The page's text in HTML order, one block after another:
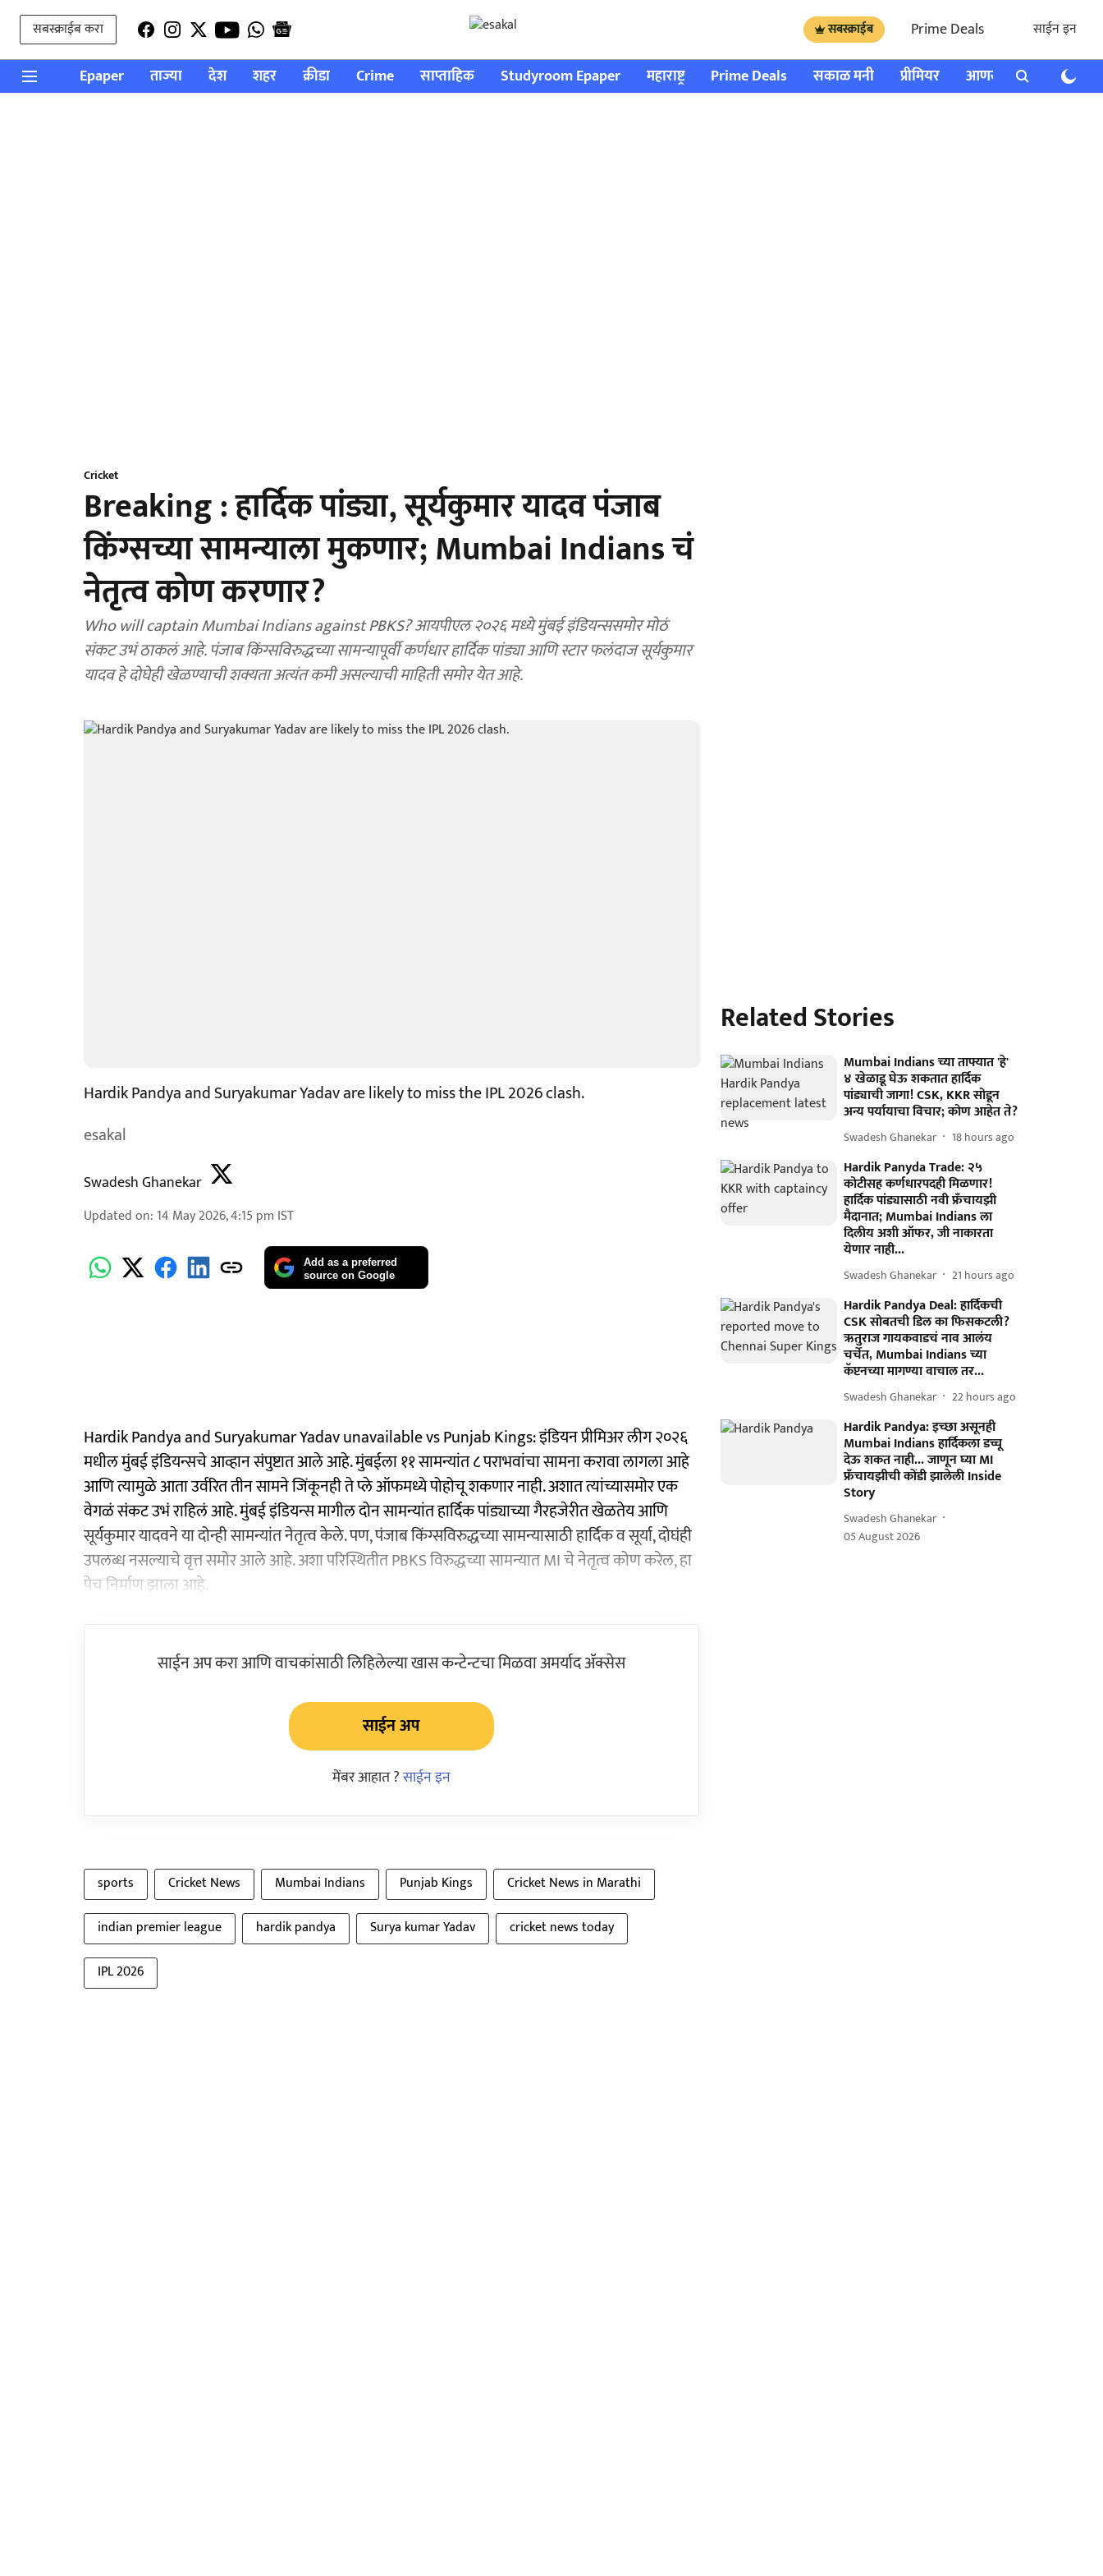
सबस्क्राईब करा सबस्क्राईब Prime Deals साईन इन
Epaper ताज्या देश शहर क्रीडा Crime साप्ताहिक Studyroom Epaper महाराष्ट्र Prime Deals सकाळ मनी प्रीमियर आणखी राशी भविष्य
Cricket
Breaking : हार्दिक पांड्या, सूर्यकुमार यादव पंजाब
किंग्सच्या सामन्याला मुकणार; Mumbai Indians चं
नेतृत्व कोण करणार?
Who will captain Mumbai Indians against PBKS? आयपीएल २०२६ मध्ये मुंबई इंडियन्ससमोर मोठं
संकट उभं ठाकलं आहे. पंजाब किंग्सविरुद्धच्या सामन्यापूर्वी कर्णधार हार्दिक पांड्या आणि स्टार फलंदाज सूर्यकुमार
यादव हे दोघेही खेळण्याची शक्यता अत्यंत कमी असल्याची माहिती समोर येत आहे.
Hardik Pandya and Suryakumar Yadav are likely to miss the IPL 2026 clash.
esakal
Swadesh Ghanekar
Updated on: 14 May 2026, 4:15 pm IST
Add as a preferred
source on Google
Hardik Pandya and Suryakumar Yadav unavailable vs Punjab Kings: इंडियन प्रीमिअर लीग २०२६
मधील मुंबई इंडियन्सचे आव्हान संपुष्टात आले आहे. मुंबईला ११ सामन्यांत ८ पराभवांचा सामना करावा लागला आहे
आणि त्यामुळे आता उर्वरित तीन सामने जिंकूनही ते प्ले ऑफमध्ये पोहोचू शकणार नाही. अशात त्यांच्यासमोर एक
वेगळं संकट उभं राहिलं आहे. मुंबई इंडियन्स मागील दोन सामन्यांत हार्दिक पांड्याच्या गैरहजेरीत खेळतेय आणि
सूर्यकुमार यादवने या दोन्ही सामन्यांत नेतृत्व केले. पण, पंजाब किंग्सविरुद्धच्या सामन्यासाठी हार्दिक व सूर्या, दोघंही
उपलब्ध नसल्याचे वृत्त समोर आले आहे. अशा परिस्थितीत PBKS विरुद्धच्या सामन्यात MI चे नेतृत्व कोण करेल, हा
पेच निर्माण झाला आहे.
साईन अप करा आणि वाचकांसाठी लिहिलेल्या खास कन्टेन्टचा मिळवा अमर्याद ॲक्सेस
साईन अप
मेंबर आहात ?साईन इन
sports Cricket News Mumbai Indians Punjab Kings
Cricket News in Marathi
indian premier league
hardik pandya Surya kumar Yadav
cricket news today
IPL 2026
Related Stories
Mumbai Indians च्या ताफ्यात 'हे'
४ खेळाडू घेऊ शकतात हार्दिक
पांड्याची जागा! CSK, KKR सोडून
अन्य पर्यायाचा विचार; कोण आहेत ते?
Swadesh Ghanekar 18 hours ago
Hardik Panyda Trade: २५
कोटीसह कर्णधारपदही मिळणार!
हार्दिक पांड्यासाठी नवी फ्रँचायझी
मैदानात; Mumbai Indians ला
दिलीय अशी ऑफर, जी नाकारता
येणार नाही...
Swadesh Ghanekar 21 hours ago
Hardik Pandya Deal: हार्दिकची
CSK सोबतची डिल का फिसकटली?
ऋतुराज गायकवाडचं नाव आलंय
चर्चेत, Mumbai Indians च्या
कॅप्टनच्या मागण्या वाचाल तर...
Swadesh Ghanekar 22 hours ago
Hardik Pandya: इच्छा असूनही
Mumbai Indians हार्दिकला डच्चू
देऊ शकत नाही... जाणून घ्या MI
फ्रँचायझीची कोंडी झालेली Inside
Story
Swadesh Ghanekar
05 August 2026